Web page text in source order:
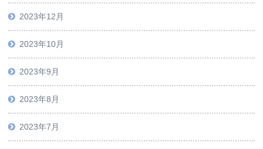
2023年12月
2023年10月
2023年9月
2023年8月
2023年7月